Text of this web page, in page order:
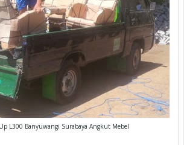
L300 Banyuwangi Surabaya Angkut Mebel